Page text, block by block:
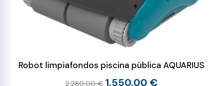
Robot limpiafondos piscina pública AQUARIUS
2.280,00 € 1.550,00 €